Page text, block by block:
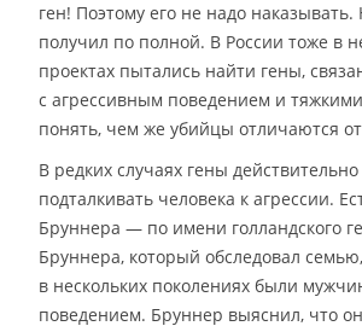
ген! Поэтому его не надо
получил по полной. В России тоже в
проектах пытались найти гены,
с агрессивным поведением и
понять, чем же убийцы отличаются
В редких случаях гены действительно
подталкивать человека к агрессии.
Бруннера — по имени голландского
Бруннера, который обследовал
в нескольких поколениях были
поведением. Бруннер выяснил, что